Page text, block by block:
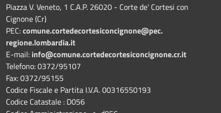
Piazza V. Veneto, 1 C.A.P. 26020 - Corte de' Cortesi con
Cignone (Cr)
PEC:comune.cortedecortesiconcignone@pec.
regione.lombardia.it
E-mail: info@comune.cortedecortesiconcignone.cr.it
Telefono: 0372/95107
Fax: 0372/95155
Codice Fiscale e Partita I.V.A. 00316550193
Codice Catastale : D056